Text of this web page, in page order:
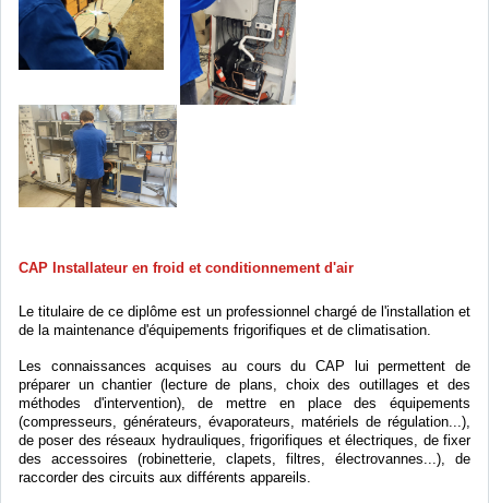
CAP Installateur en froid et conditionnement d'air
Le titulaire de ce diplôme est un professionnel chargé de l'installation et
de la maintenance d'équipements frigorifiques et de climatisation.
Les connaissances acquises au cours du CAP lui permettent de
préparer un chantier (lecture de plans, choix des outillages et des
méthodes d'intervention), de mettre en place des équipements
(compresseurs, générateurs, évaporateurs, matériels de régulation...),
de poser des réseaux hydrauliques, frigorifiques et électriques, de fixer
des accessoires (robinetterie, clapets, filtres, électrovannes...), de
raccorder des circuits aux différents appareils.